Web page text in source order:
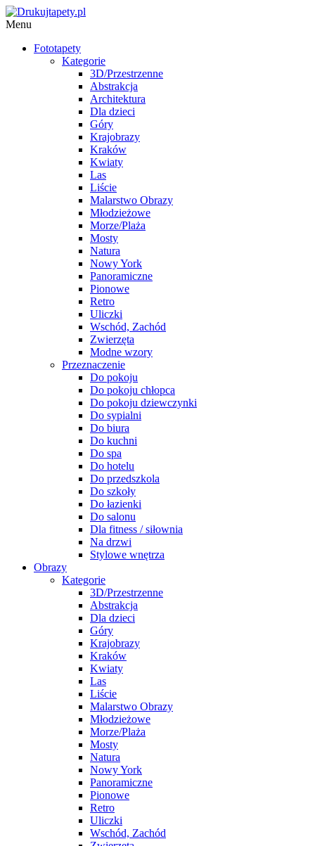
Menu
Fototapety
Kategorie
3D/Przestrzenne
Abstrakcja
Architektura
Dla dzieci
Góry
Krajobrazy
Kraków
Kwiaty
Las
Liście
Malarstwo Obrazy
Młodzieżowe
Morze/Plaża
Mosty
Natura
Nowy York
Panoramiczne
Pionowe
Retro
Uliczki
Wschód, Zachód
Zwierzęta
Modne wzory
Przeznaczenie
Do pokoju
Do pokoju chłopca
Do pokoju dziewczynki
Do sypialni
Do biura
Do kuchni
Do spa
Do hotelu
Do przedszkola
Do szkoły
Do łazienki
Do salonu
Dla fitness / siłownia
Na drzwi
Stylowe wnętrza
Obrazy
Kategorie
3D/Przestrzenne
Abstrakcja
Dla dzieci
Góry
Krajobrazy
Kraków
Kwiaty
Las
Liście
Malarstwo Obrazy
Młodzieżowe
Morze/Plaża
Mosty
Natura
Nowy York
Panoramiczne
Pionowe
Retro
Uliczki
Wschód, Zachód